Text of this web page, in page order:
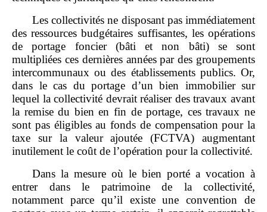
Les collectivités ne disposant pas immédiatement
des ressources budgétaires suffisantes, les opérations
de portage foncier (bâti et non bâti) se sont
multipliées ces dernières années par des groupements
intercommunaux ou des établissements publics. Or,
dans le cas du portage d’un bien immobilier sur
lequel la collectivité devrait réaliser des travaux avant
la remise du bien en fin de portage, ces travaux ne
sont pas éligibles au fonds de compensation pour la
taxe sur la valeur ajoutée (FCTVA) augmentant
inutilement le coût de l’opération pour la collectivité.
Dans la mesure où le bien porté a vocation à
entrer dans le patrimoine de la collectivité,
notamment parce qu’il existe une convention de